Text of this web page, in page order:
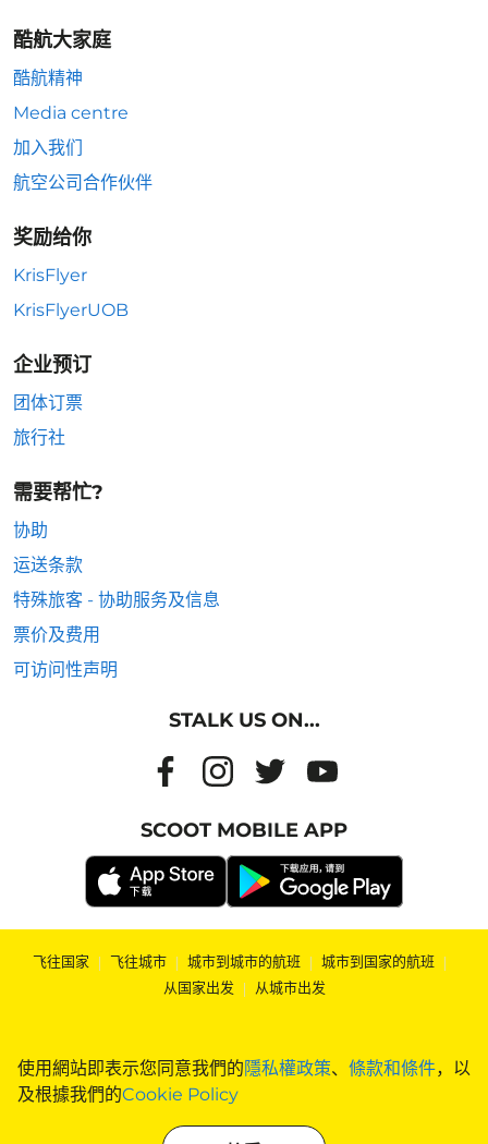
使用網站即表示您同意我們的隱私權政策、 條款和條件，以
及根據我們的Cookie Policy
酷航大家庭
酷航精神
Media centre
加入我们
航空公司合作伙伴
奖励给你
KrisFlyer
KrisFlyerUOB
企业预订
团体订票
旅行社
需要帮忙?
协助
运送条款
特殊旅客 - 协助服务及信息
票价及费用
可访问性声明
STALK US ON...
SCOOT MOBILE APP
飞往国家 | 飞往城市 | 城市到城市的航班 | 城市到国家的航班 |
从国家出发 | 从城市出发